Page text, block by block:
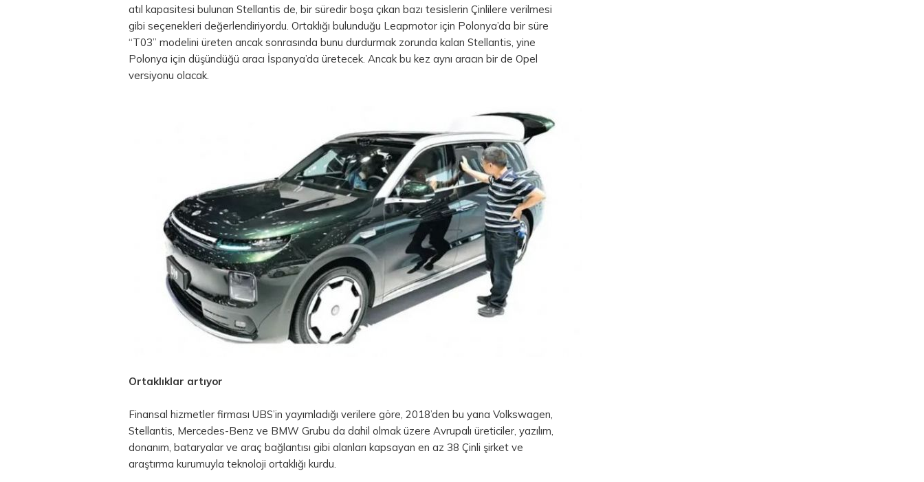
atıl kapasitesi bulunan Stellantis de, bir süredir boşa çıkan bazı tesislerin Çinlilere verilmesi
gibi seçenekleri değerlendiriyordu. Ortaklığı bulunduğu Leapmotor için Polonya’da bir süre
“T03” modelini üreten ancak sonrasında bunu durdurmak zorunda kalan Stellantis, yine
Polonya için düşündüğü aracı İspanya’da üretecek. Ancak bu kez aynı aracın bir de Opel
versiyonu olacak.
Ortaklıklar artıyor
Finansal hizmetler firması UBS’in yayımladığı verilere göre, 2018’den bu yana Volkswagen,
Stellantis, Mercedes-Benz ve BMW Grubu da dahil olmak üzere Avrupalı üreticiler, yazılım,
donanım, bataryalar ve araç bağlantısı gibi alanları kapsayan en az 38 Çinli şirket ve
araştırma kurumuyla teknoloji ortaklığı kurdu.